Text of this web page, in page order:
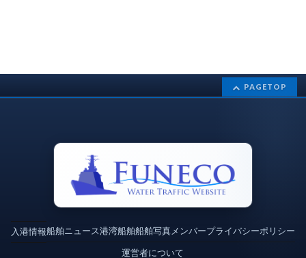
PAGETOP
入港情報船舶ニュース港湾船舶船舶写真メンバープライバシーポリシー
運営者について